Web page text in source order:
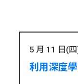
5 月 11 日(
利用深度